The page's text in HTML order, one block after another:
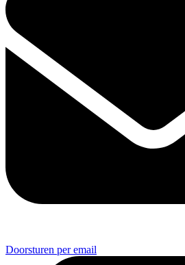
Doorsturen per email